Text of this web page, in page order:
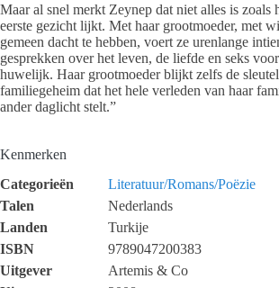
Maar al snel merkt Zeynep dat niet alles is zoals
eerste gezicht lijkt. Met haar grootmoeder, met
gemeen dacht te hebben, voert ze urenlange
gesprekken over het leven, de liefde en seks
huwelijk. Haar grootmoeder blijkt zelfs de
familiegeheim dat het hele verleden van haar
ander daglicht stelt.”
Kenmerken
Categorieën
Literatuur/Romans/Poëzie
Talen
Nederlands
Landen
Turkije
ISBN
9789047200383
Uitgever
Artemis & Co